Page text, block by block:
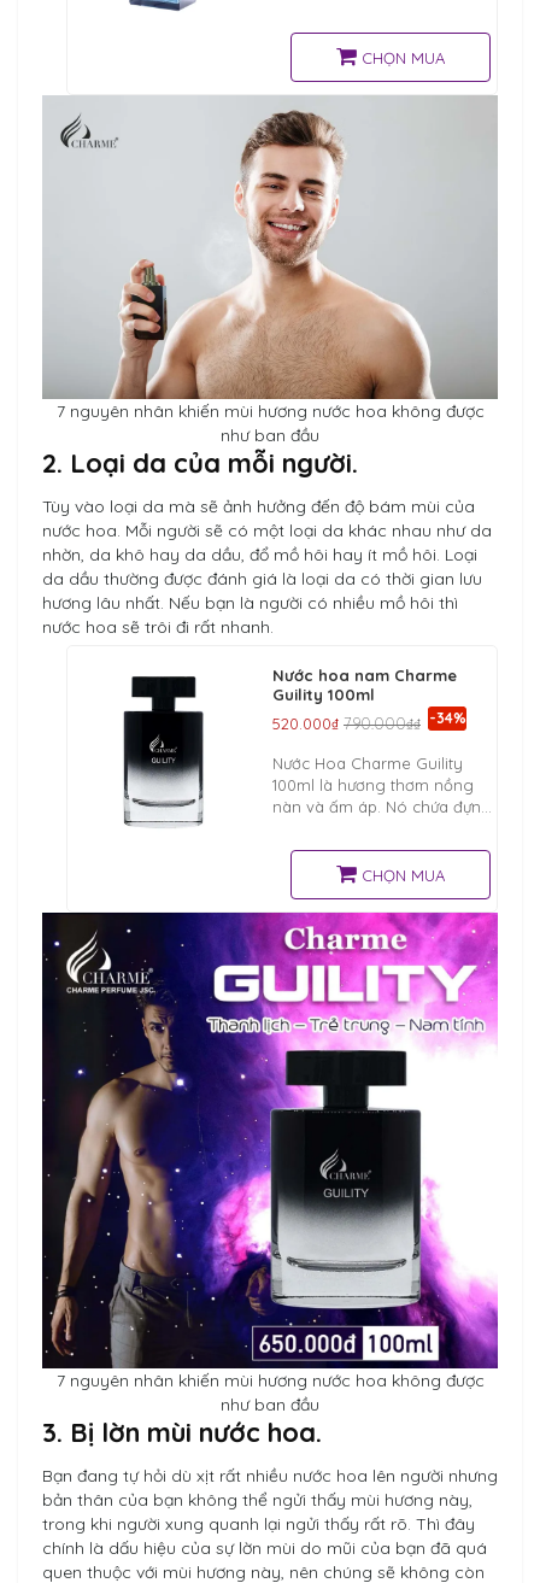
nhàng, ôn hòa. Charme King
sẽ tạo nên 1 cơn nghiện ngay
CHỌN MUA
7 nguyên nhân khiến mùi hương nước hoa không được
như ban đầu
2. Loại da của mỗi người.
Tùy vào loại da mà sẽ ảnh hưởng đến độ bám mùi của
nước hoa. Mỗi người sẽ có một loại da khác nhau như da
nhờn, da khô hay da dầu, đổ mồ hôi hay ít mồ hôi. Loại
da dầu thường được đánh giá là loại da có thời gian lưu
hương lâu nhất. Nếu bạn là người có nhiều mồ hôi thì
nước hoa sẽ trôi đi rất nhanh.
Nước hoa nam Charme
Guility 100ml
520.000₫ 790.000₫₫ -34%
Nước Hoa Charme Guility
100ml là hương thơm nồng
nàn và ấm áp. Nó chứa đựng
nhiệt huyết tạo nên sức hấp
dẫn kỳ lạ với nữ giới.
CHỌN MUA
7 nguyên nhân khiến mùi hương nước hoa không được
như ban đầu
3. Bị lờn mùi nước hoa.
Bạn đang tự hỏi dù xịt rất nhiều nước hoa lên người nhưng
bản thân của bạn không thể ngửi thấy mùi hương này,
trong khi người xung quanh lại ngửi thấy rất rõ. Thì đây
chính là dấu hiệu của sự lờn mùi do mũi của bạn đã quá
quen thuộc với mùi hương này, nên chúng sẽ không còn